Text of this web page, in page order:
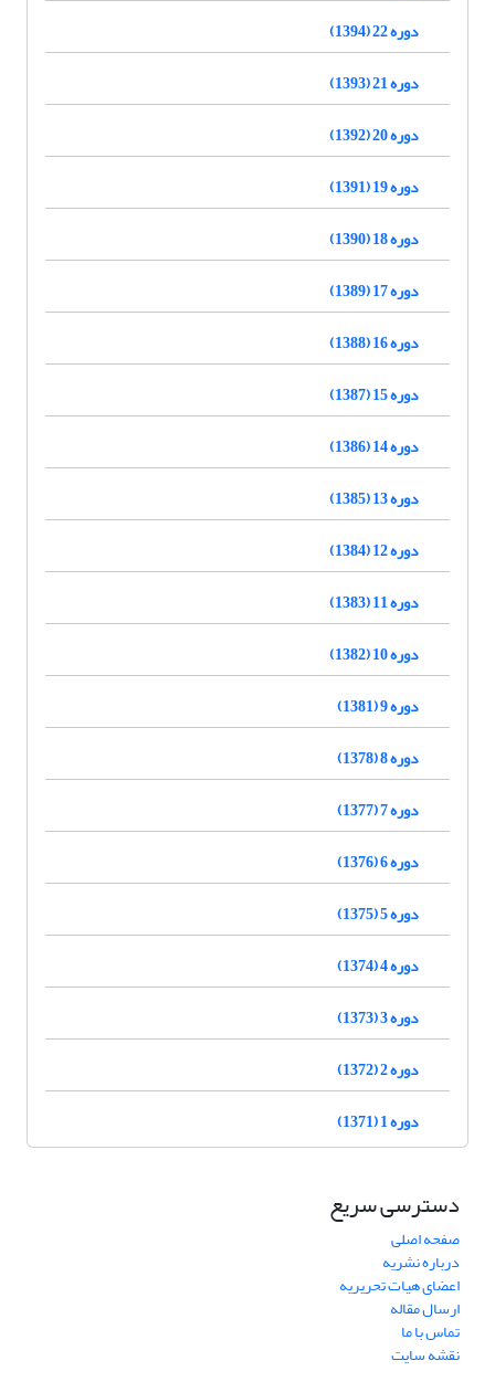
دوره 22 (1394)
دوره 21 (1393)
دوره 20 (1392)
دوره 19 (1391)
دوره 18 (1390)
دوره 17 (1389)
دوره 16 (1388)
دوره 15 (1387)
دوره 14 (1386)
دوره 13 (1385)
دوره 12 (1384)
دوره 11 (1383)
دوره 10 (1382)
دوره 9 (1381)
دوره 8 (1378)
دوره 7 (1377)
دوره 6 (1376)
دوره 5 (1375)
دوره 4 (1374)
دوره 3 (1373)
دوره 2 (1372)
دوره 1 (1371)
دسترسی سریع
صفحه اصلی
درباره نشریه
اعضای هیات تحریریه
ارسال مقاله
تماس با ما
نقشه سایت